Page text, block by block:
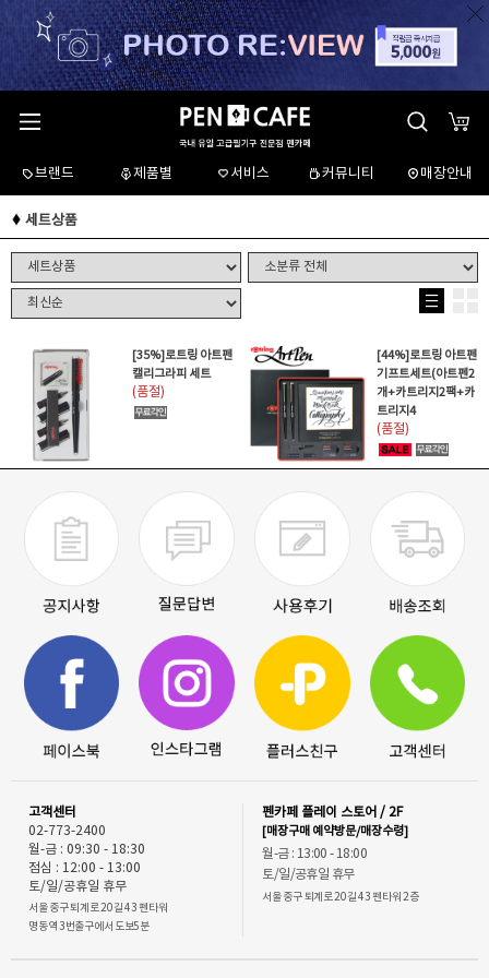
브랜드 제품별 서비스 커뮤니티 매장안내
세트상품
[35%]로트링 아트펜
캘리그라피 세트
(품절)
[44%]로트링 아트펜
기프트세트(아트펜2
개+카트리지2팩+카
트리지4
(품절)
고객센터
02-773-2400
월-금 : 09:30 - 18:30
점심 : 12:00 - 13:00
토/일/공휴일 휴무
서울 중구 퇴계로 20길 43 펜타워
명동역 3번출구에서 도보5분
펜카페 플레이 스토어 / 2F
[매장구매 예약방문/매장수령]
월-금 : 13:00 - 18:00
토/일/공휴일 휴무
서울 중구 퇴계로 20길 43 펜타워 2층